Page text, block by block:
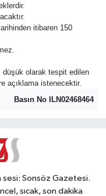
itibaren 150
düşük olarak tespit edilen
açıklama istenecektir.
Basın No ILN02468464
sesi: Sonsöz Gazetesi.
sıcak, son dakika